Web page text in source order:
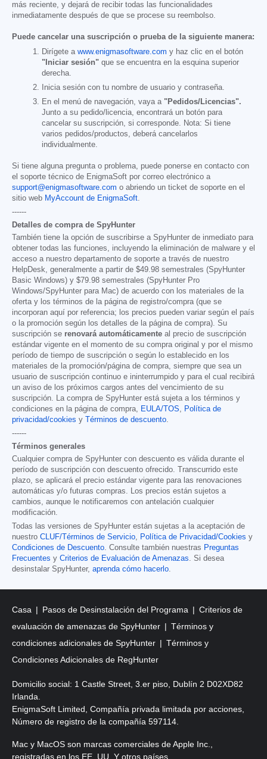
más reciente, y dejará de recibir todas las funcionalidades
inmediatamente después de que se procese su reembolso.
Puede cancelar una suscripción o prueba de la siguiente manera:
Dirígete a www.enigmasoftware.com y haz clic en el botón
"Iniciar sesión" que se encuentra en la esquina superior
derecha.
Inicia sesión con tu nombre de usuario y contraseña.
En el menú de navegación, vaya a "Pedidos/Licencias".
Junto a su pedido/licencia, encontrará un botón para
cancelar su suscripción, si corresponde. Nota: Si tiene
varios pedidos/productos, deberá cancelarlos
individualmente.
Si tiene alguna pregunta o problema, puede ponerse en contacto con
el soporte técnico de EnigmaSoft por correo electrónico a
support@enigmasoftware.com o abriendo un ticket de soporte en el
sitio web MyAccount de EnigmaSoft.
------
Detalles de compra de SpyHunter
También tiene la opción de suscribirse a SpyHunter de inmediato para
obtener todas las funciones, incluyendo la eliminación de malware y el
acceso a nuestro departamento de soporte a través de nuestro
HelpDesk, generalmente a partir de $49.98 semestrales (SpyHunter
Basic Windows) y $79.98 semestrales (SpyHunter Pro
Windows/SpyHunter para Mac) de acuerdo con los materiales de la
oferta y los términos de la página de registro/compra (que se
incorporan aquí por referencia; los precios pueden variar según el país
o la promoción según los detalles de la página de compra). Su
suscripción se renovará automáticamente al precio de suscripción
estándar vigente en el momento de su compra original y por el mismo
período de tiempo de suscripción o según lo establecido en los
materiales de la promoción/página de compra, siempre que sea un
usuario de suscripción continuo e ininterrumpido y para el cual recibirá
un aviso de los próximos cargos antes del vencimiento de su
suscripción. La compra de SpyHunter está sujeta a los términos y
condiciones en la página de compra, EULA/TOS, Política de
privacidad/cookies y Términos de descuento.
------
Términos generales
Cualquier compra de SpyHunter con descuento es válida durante el
período de suscripción con descuento ofrecido. Transcurrido este
plazo, se aplicará el precio estándar vigente para las renovaciones
automáticas y/o futuras compras. Los precios están sujetos a
cambios, aunque le notificaremos con antelación cualquier
modificación.
Todas las versiones de SpyHunter están sujetas a la aceptación de
nuestro CLUF/Términos de Servicio, Política de Privacidad/Cookies y
Condiciones de Descuento. Consulte también nuestras Preguntas
Frecuentes y Criterios de Evaluación de Amenazas. Si desea
desinstalar SpyHunter, aprenda cómo hacerlo.
Casa Pasos de Desinstalación del Programa
Criterios de
evaluación de amenazas de SpyHunter
Términos y
condiciones adicionales de SpyHunter
Términos y
Condiciones Adicionales de RegHunter
Domicilio social: 1 Castle Street, 3.er piso, Dublín 2 D02XD82
Irlanda.
EnigmaSoft Limited, Compañía privada limitada por acciones,
Número de registro de la compañía 597114.
Mac y MacOS son marcas comerciales de Apple Inc.,
registradas en los EE. UU. Y otros países.